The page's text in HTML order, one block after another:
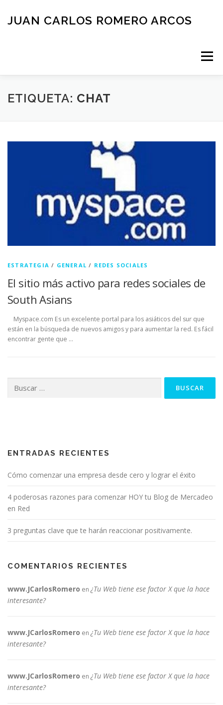
contenido
JUAN CARLOS ROMERO ARCOS
Menú
INICIO QUIEN SOY BLOG
ETIQUETA: CHAT
ESTRATEGIA / GENERAL / REDES SOCIALES
El sitio más activo para redes sociales de
South Asians
Myspace.com Es un excelente portal para los asiáticos del sur que
están en la búsqueda de nuevos amigos y para aumentar la red. Es fácil
encontrar gente que …
ENTRADAS RECIENTES
Cómo comenzar una empresa desde cero y lograr el éxito
4 poderosas razones para comenzar HOY tu Blog de Mercadeo
en Red
3 preguntas clave que te harán reaccionar positivamente.
COMENTARIOS RECIENTES
www.JCarlosRomero en ¿Tu Web tiene ese factor X que la hace
interesante?
www.JCarlosRomero en ¿Tu Web tiene ese factor X que la hace
interesante?
www.JCarlosRomero en ¿Tu Web tiene ese factor X que la hace
interesante?